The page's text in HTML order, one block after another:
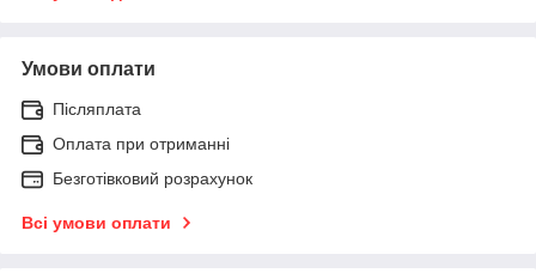
Умови оплати
Післяплата
Оплата при отриманні
Безготівковий розрахунок
Всі умови оплати